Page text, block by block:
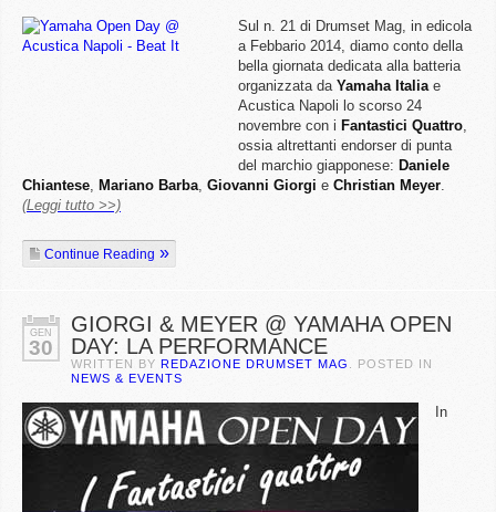
Sul n. 21 di Drumset Mag, in edicola
a Febbario 2014, diamo conto della
bella giornata dedicata alla batteria
organizzata da Yamaha Italiae
Acustica Napoli lo scorso 24
novembre con i Fantastici Quattro,
ossia altrettanti endorser di punta
del marchio giapponese: Daniele
Chiantese, Mariano Barba, Giovanni Giorgi e Christian Meyer.
(Leggi tutto >>)
Continue Reading
GEN
30
GIORGI & MEYER @ YAMAHA OPEN
DAY: LA PERFORMANCE
WRITTEN BY REDAZIONE DRUMSET MAG
. POSTED IN
NEWS & EVENTS
In